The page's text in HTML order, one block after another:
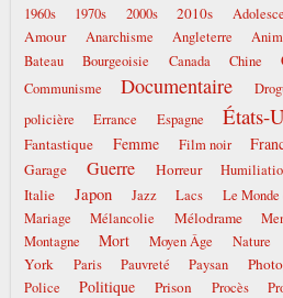
1960s 1970s 2000s 2010s
Amour Anarchisme Angleterre
Bateau
Bourgeoisie Canada Chine
Communisme Documentaire
policière
Errance Espagne États-
Fantastique Femme Film noir
Garage Guerre Horreur
Italie Japon Jazz Lacs Le
Mariage
Mélancolie Mélodrame
Montagne Mort Moyen Âge Nature
York
Paris Pauvreté Paysan
Police
Politique Prison Procès